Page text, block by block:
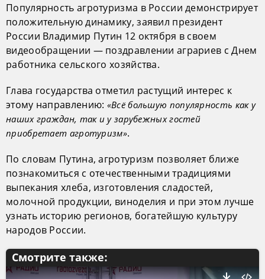
Популярность агротуризма в России демонстрирует
положительную динамику, заявил президент
России Владимир Путин 12 октября в своем
видеообращении — поздравлении аграриев с Днем
работника сельского хозяйства.
Глава государства отметил растущий интерес к
этому направлению: «Всё большую популярность как у
наших граждан, так и у зарубежных гостей
приобретает агротуризм».
По словам Путина, агротуризм позволяет ближе
познакомиться с отечественными традициями
выпекания хлеба, изготовления сладостей,
молочной продукции, виноделия и при этом лучше
узнать историю регионов, богатейшую культуру
народов России.
Смотрите также: